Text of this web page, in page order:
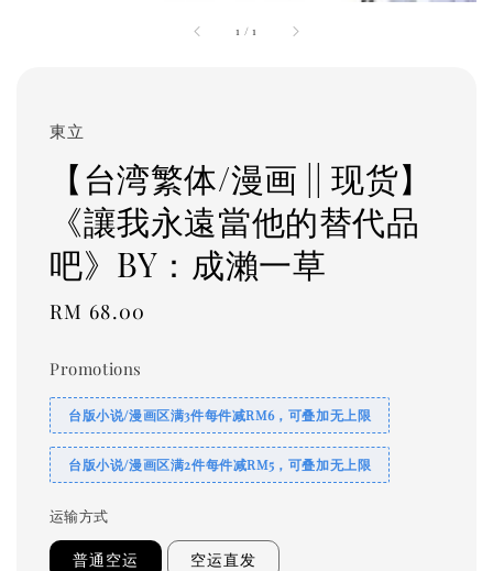
1 /1
東立
【台湾繁体/漫画 || 现货】
《讓我永遠當他的替代品
吧》BY：成瀨一草
Regular
RM 68.00
Promotions
台版小说/漫画区满3件每件减RM6，可叠加无上限
台版小说/漫画区满2件每件减RM5，可叠加无上限
运输方式
普通空运 空运直发